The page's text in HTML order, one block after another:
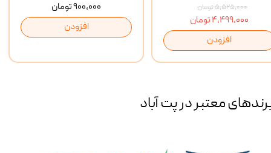
۹۰۰,۰۰۰ تومان
افزودن
۵,۵۲۵,۰۰۰ تومان
۴,۴۹۹,۰۰۰ تومان
افزودن
معتبر در پت آباد